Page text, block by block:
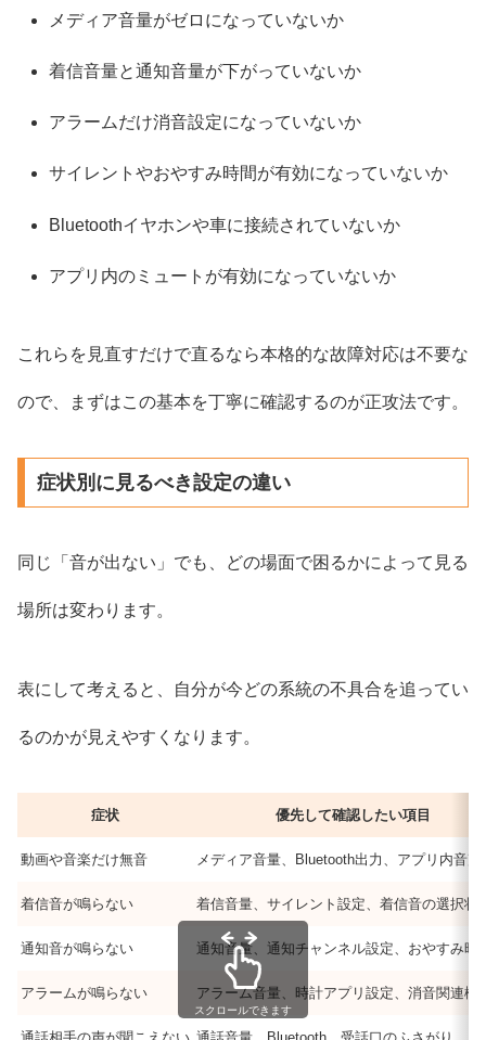
メディア音量がゼロになっていないか
着信音量と通知音量が下がっていないか
アラームだけ消音設定になっていないか
サイレントやおやすみ時間が有効になっていないか
Bluetoothイヤホンや車に接続されていないか
アプリ内のミュートが有効になっていないか
これらを見直すだけで直るなら本格的な故障対応は不要な
ので、まずはこの基本を丁寧に確認するのが正攻法です。
症状別に見るべき設定の違い
同じ「音が出ない」でも、どの場面で困るかによって見る
場所は変わります。
表にして考えると、自分が今どの系統の不具合を追ってい
るのかが見えやすくなります。
症状 優先して確認したい項目
動画や音楽だけ無音 メディア音量、Bluetooth出力、アプリ内音声
着信音が鳴らない 着信音量、サイレント設定、着信音の選択状
通知音が鳴らない 通知音量、通知チャンネル設定、おやすみ時
アラームが鳴らない アラーム音量、時計アプリ設定、消音関連機
スクロールできます